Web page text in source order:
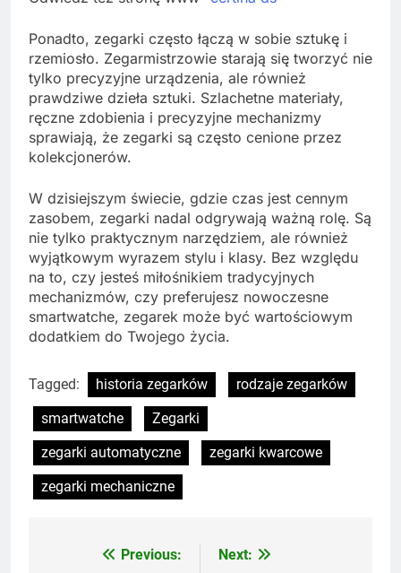
Ponadto, zegarki często łączą w sobie sztukę i
rzemiosło. Zegarmistrzowie starają się tworzyć nie
tylko precyzyjne urządzenia, ale również
prawdziwe dzieła sztuki. Szlachetne materiały,
ręczne zdobienia i precyzyjne mechanizmy
sprawiają, że zegarki są często cenione przez
kolekcjonerów.
W dzisiejszym świecie, gdzie czas jest cennym
zasobem, zegarki nadal odgrywają ważną rolę. Są
nie tylko praktycznym narzędziem, ale również
wyjątkowym wyrazem stylu i klasy. Bez względu
na to, czy jesteś miłośnikiem tradycyjnych
mechanizmów, czy preferujesz nowoczesne
smartwatche, zegarek może być wartościowym
dodatkiem do Twojego życia.
Tagged: historia zegarków
rodzaje zegarków
smartwatche
Zegarki
zegarki automatyczne
zegarki kwarcowe
zegarki mechaniczne
NawigacjaPrevious:
Next: